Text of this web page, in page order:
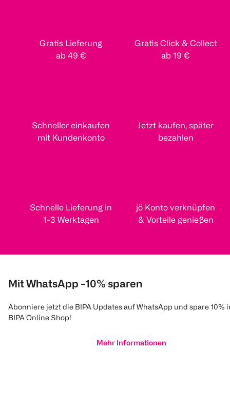
Gratis Lieferung
ab 49 €
Gratis Click & Collect
ab 19 €
Schneller einkaufen
mit Kundenkonto
Jetzt kaufen, später
bezahlen
Schnelle Lieferung in
1-3 Werktagen
jö Konto verknüpfen
& Vorteile genießen
Mit WhatsApp -10% sparen
Abonniere jetzt die BIPA Updates auf WhatsApp und spare 10%
BIPA Online Shop!
Mehr Informationen